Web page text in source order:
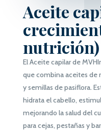
Aceite c
nutrición)
El Aceite capilar de
que combina aceites de
y semillas de pasiflora.
hidrata el cabello,
mejorando la salud del
para cejas, pestañas y